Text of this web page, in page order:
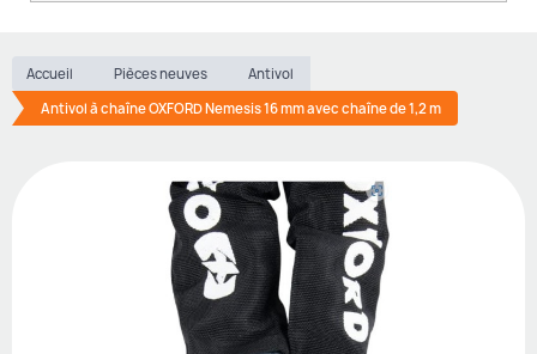
Accueil Pièces neuves
Antivol
Antivol à chaîne OXFORD Nemesis 16 mm avec chaîne de 1,2 m